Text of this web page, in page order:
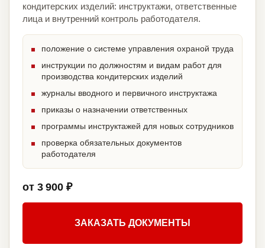
кондитерских изделий: инструктажи, ответственные
лица и внутренний контроль работодателя.
положение о системе управления охраной труда
инструкции по должностям и видам работ для
производства кондитерских изделий
журналы вводного и первичного инструктажа
приказы о назначении ответственных
программы инструктажей для новых сотрудников
проверка обязательных документов
работодателя
от 3 900 ₽
ЗАКАЗАТЬ ДОКУМЕНТЫ